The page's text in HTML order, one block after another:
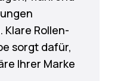
Rollen-
sorgt dafür,
Ihrer Marke